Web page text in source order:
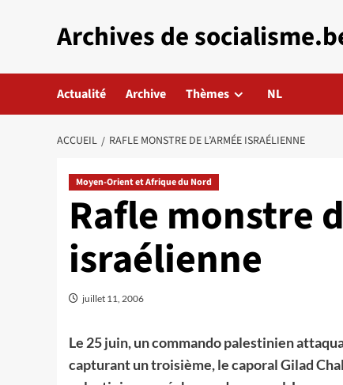
Archives de
Actualité Archive Thèmes NL
ACCUEIL RAFLE MONSTRE DE L’ARMÉE ISRAÉLIENNE
Moyen-Orient et Afrique du Nord
Rafle monstre
israélienne
juillet 11, 2006
Le 25 juin, un commando palestinien
capturant un troisième, le caporal Gilad